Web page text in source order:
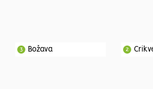
Božava
3 2